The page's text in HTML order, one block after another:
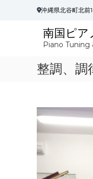
沖縄県北谷町北前
南国ピア
Piano Tuning
整調、調